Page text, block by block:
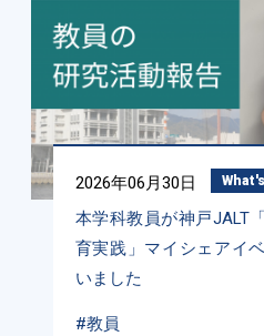
2026年06月30日
本学科教員が神戸JALT
育実践」マイシェアイ
いました
#教員